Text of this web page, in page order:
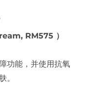
RM575 ）
功能，并使用抗氧
。